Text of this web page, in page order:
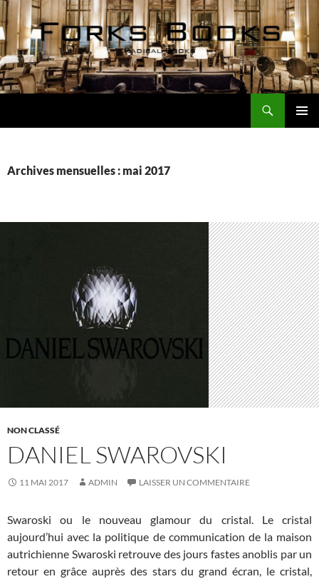
Aller
au
contenu
Archives mensuelles : mai 2017
NON CLASSÉ
DANIEL SWAROVSKI
11 MAI 2017 ADMIN LAISSER UN COMMENTAIRE
Swaroski ou le nouveau glamour du cristal. Le cristal
aujourd’hui avec la politique de communication de la maison
autrichienne Swaroski retrouve des jours fastes anoblis par un
retour en grâce auprès des stars du grand écran, le cristal,